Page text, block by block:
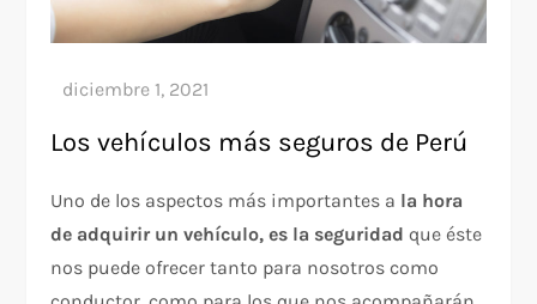
Los vehículos más seguros de Perú
Uno de los aspectos más importantes a la hora
de adquirir un vehículo, es la seguridadque éste
nos puede ofrecer tanto para nosotros como